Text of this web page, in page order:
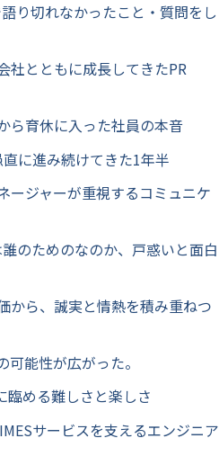
り切れなかったこと・質問をし
社とともに成長してきたPR
ら育休に入った社員の本音
に進み続けてきた1年半
ジャーが重視するコミュニケ
のためのなのか、戸惑いと面白
から、誠実と情熱を積み重ねつ
能性が広がった。
臨める難しさと楽しさ
サービスを支えるエンジニア